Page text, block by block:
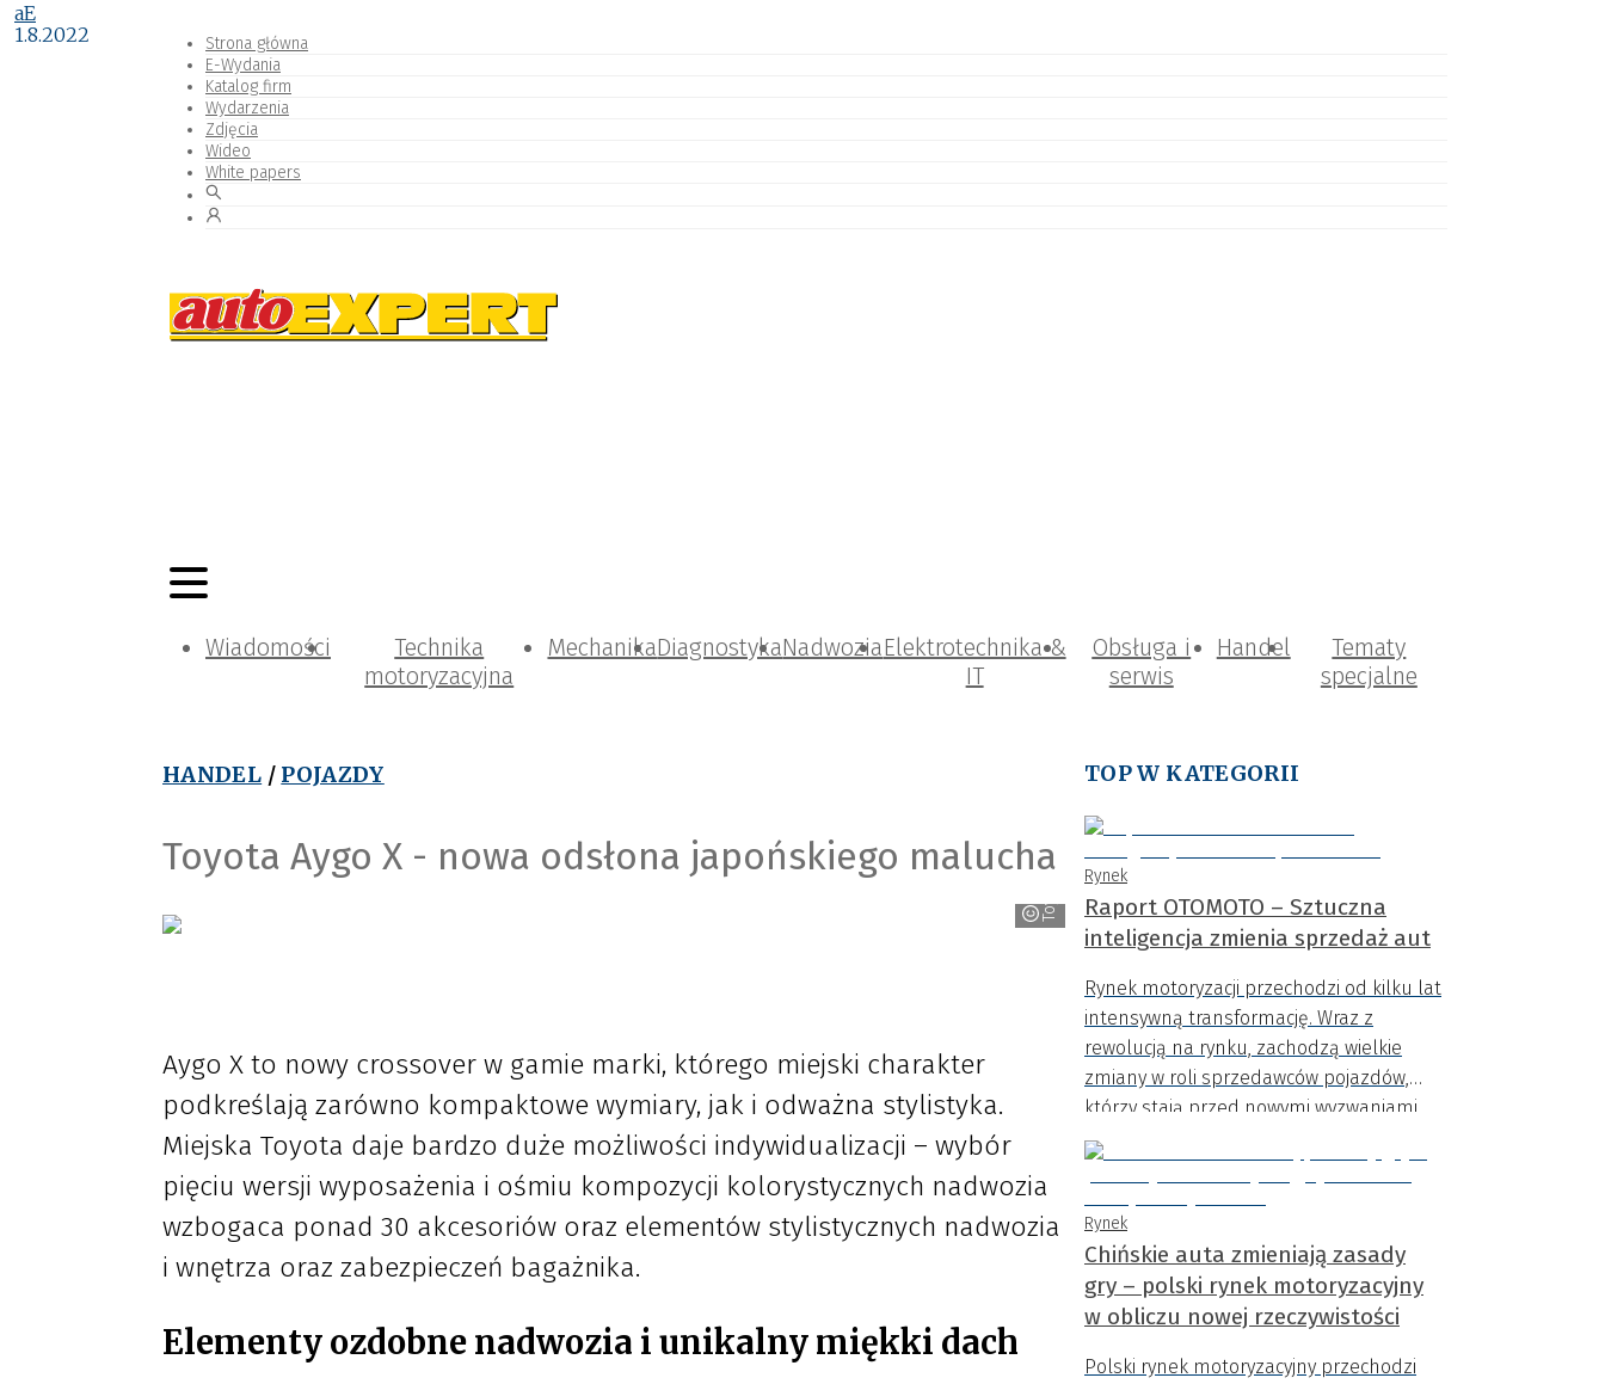
Strona główna
E-Wydania
Katalog firm
Wydarzenia
Zdjęcia
Wideo
White papers
Wiadomości
Technika
motoryzacyjna
MechanikaDiagnostykaNadwoziaElektrotechnika &
IT
Obsługa i
serwis
Handel
Tematy
specjalne
HANDEL / POJAZDY
Toyota Aygo X - nowa odsłona japońskiego malucha
Toyota
aE
1.8.2022
Aygo X to nowy crossover w gamie marki, którego miejski charakter
podkreślają zarówno kompaktowe wymiary, jak i odważna stylistyka.
Miejska Toyota daje bardzo duże możliwości indywidualizacji – wybór
pięciu wersji wyposażenia i ośmiu kompozycji kolorystycznych nadwozia
wzbogaca ponad 30 akcesoriów oraz elementów stylistycznych nadwozia
i wnętrza oraz zabezpieczeń bagażnika.
Elementy ozdobne nadwozia i unikalny miękki dach
TOP W KATEGORII
Rynek
Raport OTOMOTO – Sztuczna
inteligencja zmienia sprzedaż aut
Rynek motoryzacji przechodzi od kilku lat
intensywną transformację. Wraz z
rewolucją na rynku, zachodzą wielkie
zmiany w roli sprzedawców pojazdów,
którzy stają przed nowymi wyzwaniami.
Rynek
Chińskie auta zmieniają zasady
gry – polski rynek motoryzacyjny
w obliczu nowej rzeczywistości
Polski rynek motoryzacyjny przechodzi